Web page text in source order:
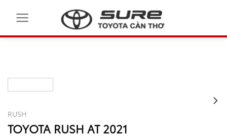
RUSH
TOYOTA RUSH AT 2021